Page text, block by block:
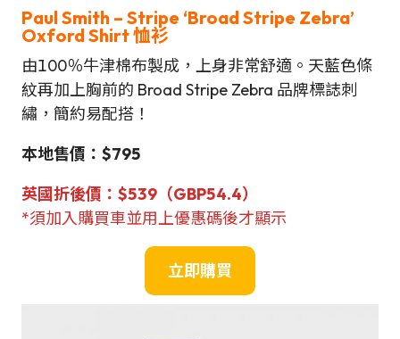
Paul Smith – Stripe ‘Broad Stripe Zebra’
Oxford Shirt 恤衫
由100％牛津棉布製成，上身非常舒適。天藍色條
紋再加上胸前的 Broad Stripe Zebra 品牌標誌刺
繡，簡約易配搭！
本地售價：$795
英國折後價：$539（GBP54.4）
*須加入購買車並用上優惠碼後才顯示
立即購買